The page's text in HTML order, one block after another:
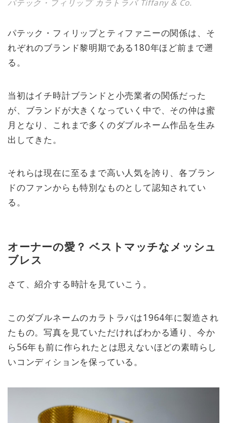
パテック・フィリップ カラトラバ Tiffany & Co.
パテック・フィリップとティファニーの関係は、そ
れぞれのブランド黎明期である180年ほど前まで遡
る。
当初はイチ時計ブランドと小売業者の関係だった
が、ブランドが大きくなっていく中で、その仲は蜜
月となり、これまで多くのダブルネーム作品を生み
出してきた。
それらは現在に至るまで高い人気を誇り、各ブラン
ドのファンからも特別なものとして認知されてい
る。
オーナーの愛？ ベストマッチなメッシュ
ブレス
さて、紹介する時計を見ていこう。
このダブルネームのカラトラバは1964年に製造され
たもの。写真を見ていただければわかる通り、今か
ら56年も前に作られたとは思えないほどの素晴らし
いコンディションを保っている。